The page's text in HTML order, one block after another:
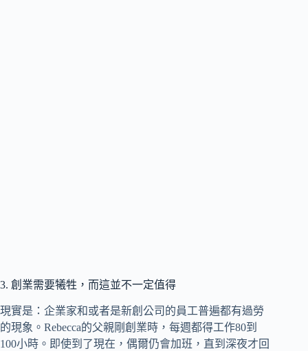
3. 創業需要犧牲，而這並不一定值得
現實是：企業家和或者是新創公司的員工普遍都有過勞
的現象。Rebecca的父親剛創業時，每週都得工作80到
100小時。即使到了現在，偶爾仍會加班，直到深夜才回